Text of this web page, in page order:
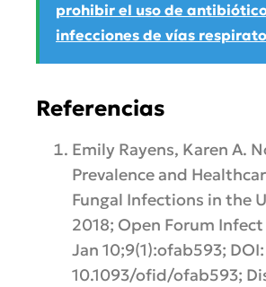
prohibir el uso de
infecciones de vías
Referencias
Emily Rayens, Karen A.
Prevalence and
Fungal Infections in the
2018; Open Forum
Jan 10;9(1):ofab593; DOI:
10.1093/ofid/ofab593;